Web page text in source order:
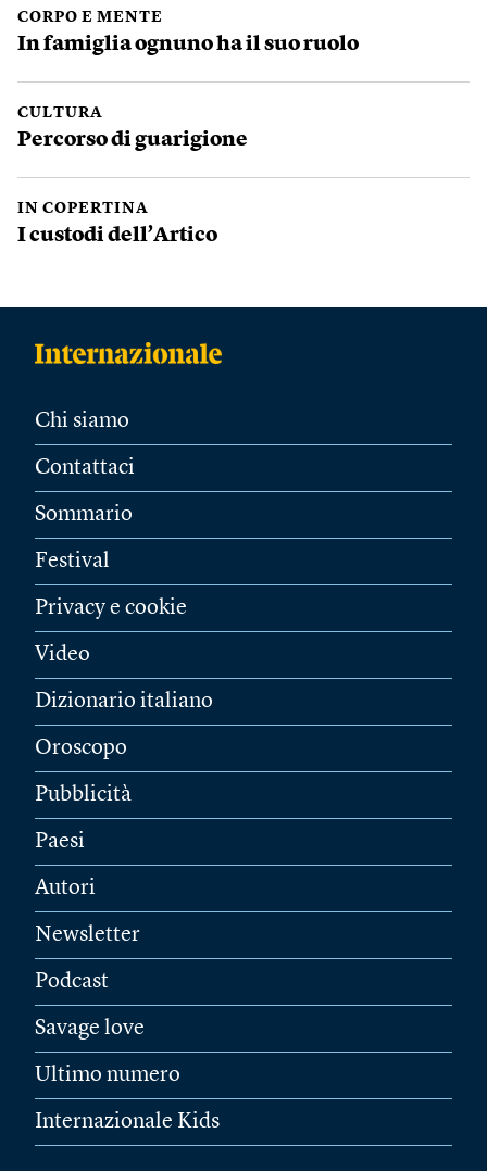
CORPO E MENTE
In famiglia ognuno ha il suo ruolo
CULTURA
Percorso di guarigione
IN COPERTINA
I custodi dell’Artico
Chi siamo
Contattaci
Sommario
Festival
Privacy e cookie
Video
Dizionario italiano
Oroscopo
Pubblicità
Paesi
Autori
Newsletter
Podcast
Savage love
Ultimo numero
Internazionale Kids